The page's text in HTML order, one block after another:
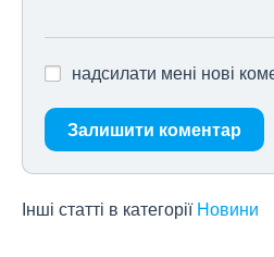
надсилати мені нові
Залишити коментар
Інші статті в категорії Новини